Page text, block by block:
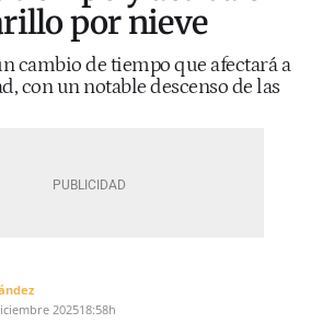
por nieve
cambio de tiempo que afectará a
con un notable descenso de las
202518:58h